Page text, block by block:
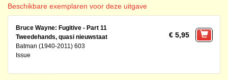
Beschikbare exemplaren voor deze uitgave
Bruce Wayne: Fugitive - Part 11
Tweedehands, quasi nieuwstaat
Batman (1940-2011) 603
Issue
€ 5,95